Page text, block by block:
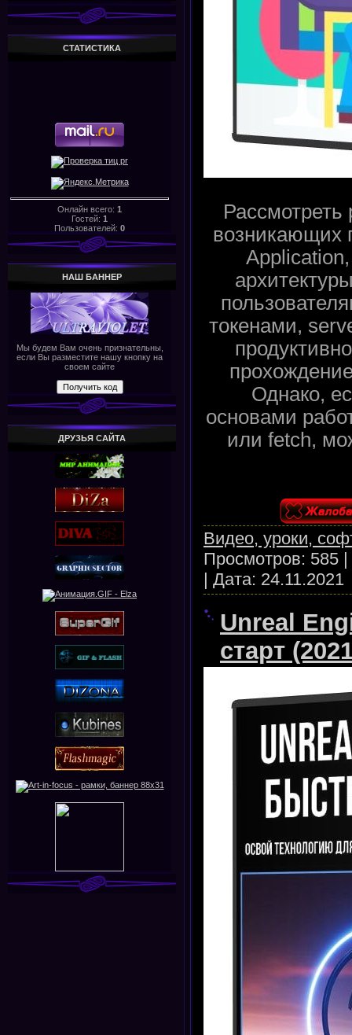
СТАТИСТИКА
Онлайн всего: 1
Гостей: 1
Пользователей: 0
НАШ БАHHЕР
Мы будем Вам очень признательны,
если Вы разместите нашу кнопку на
своем сайте
ДРУЗЬЯ САЙТА
возникающих
Application,
токенами,
Однако,
основами
или fetch,
Видео, уроки,
Просмотров: 585
Дата: 24.11.2021
Unreal
старт